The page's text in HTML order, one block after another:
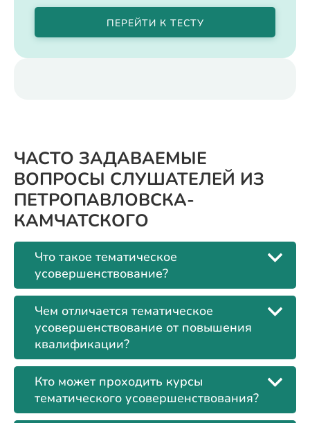
ПЕРЕЙТИ К ТЕСТУ
ЧАСТО ЗАДАВАЕМЫЕ
ВОПРОСЫ СЛУШАТЕЛЕЙ ИЗ
ПЕТРОПАВЛОВСКА-
КАМЧАТСКОГО
Что такое тематическое
усовершенствование?
Чем отличается тематическое
усовершенствование от повышения
квалификации?
Кто может проходить курсы
тематического усовершенствования?